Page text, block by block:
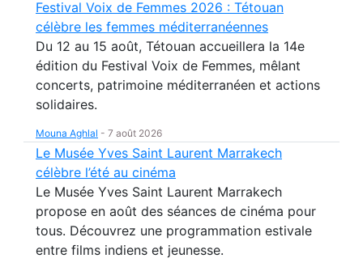
Festival Voix de Femmes 2026 : Tétouan
célèbre les femmes méditerranéennes
Du 12 au 15 août, Tétouan accueillera la 14e
édition du Festival Voix de Femmes, mêlant
concerts, patrimoine méditerranéen et actions
solidaires.
Mouna Aghlal - 7 août 2026
Le Musée Yves Saint Laurent Marrakech
célèbre l’été au cinéma
Le Musée Yves Saint Laurent Marrakech
propose en août des séances de cinéma pour
tous. Découvrez une programmation estivale
entre films indiens et jeunesse.